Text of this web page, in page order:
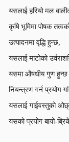
यसलाई हरियो मल
कृषि भूमिमा पोषक
उत्पादनमा वृद्धि हुन्छ,
यसलाई माटोको
यसमा औषधीय गुण हुन्छ
नियन्त्रण गर्न प्रयोग
यसलाई गाईवस्तुको
यसको प्रयोग बायो-